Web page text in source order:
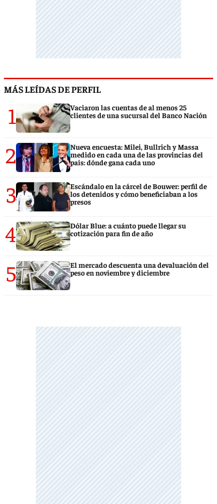
MÁS LEÍDAS DE PERFIL
1
Vaciaron las cuentas de al menos 25
clientes de una sucursal del Banco Nación
2
Nueva encuesta: Milei, Bullrich y Massa
medido en cada una de las provincias del
país: dónde gana cada uno
3
Escándalo en la cárcel de Bouwer: perfil de
los detenidos y cómo beneficiaban a los
presos
4
Dólar Blue: a cuánto puede llegar su
cotización para fin de año
5
El mercado descuenta una devaluación del
peso en noviembre y diciembre